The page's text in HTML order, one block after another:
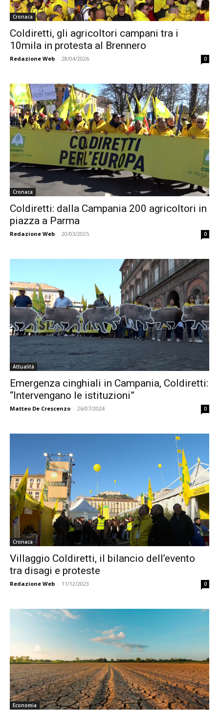
Cronaca
Coldiretti, gli agricoltori campani tra i
10mila in protesta al Brennero
Redazione Web - 28/04/2026 0
Cronaca
Coldiretti: dalla Campania 200 agricoltori in
piazza a Parma
Redazione Web - 20/03/2025 0
Attualità
Emergenza cinghiali in Campania, Coldiretti:
“Intervengano le istituzioni”
Matteo De Crescenzo - 26/07/2024 0
Cronaca
Villaggio Coldiretti, il bilancio dell’evento
tra disagi e proteste
Redazione Web - 11/12/2023 0
Economia